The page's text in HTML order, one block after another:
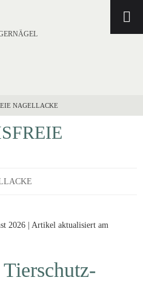
NAGELLACKE
2026 | Artikel aktualisiert am